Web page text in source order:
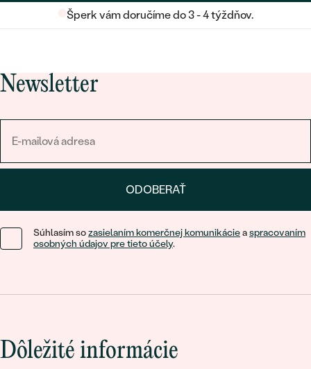
Šperk vám doručíme do 3 - 4 týždňov.
Newsletter
ODOBERAŤ
Súhlasím sozasielaním komerčnej komunikácieaspracovaním
osobných údajov pre tieto účely.
Dôležité informácie